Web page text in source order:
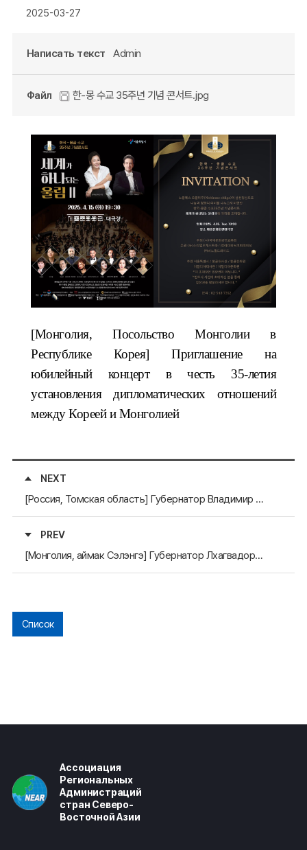
2025-03-27
Написать текст Admin
Файл 한-몽 수교 35주년 기념 콘서트.jpg
[Монголия, Посольство Монголии в
Республике Корея] Приглашение на
юбилейный концерт в честь 35-летия
установления дипломатических отношений
между Кореей и Монголией
NEXT
[Россия, Томская область] Губернатор Владимир Владимирович Мазур направил поздравительную открытку Генеральному секретарю
PREV
[Монголия, аймак Сэлэнгэ] Губернатор Лхагвадорж направил благодарственное письмо за приглашение делегации аймака Сэлэнгэ на «Заседание АРАССВА на рабочем уровне – 2025»
Список
Ассоциация
Региональных
Администраций
стран Северо-
Восточной Азии